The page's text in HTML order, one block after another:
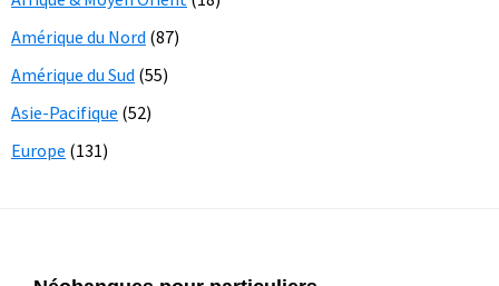
Amérique du Nord (87)
Amérique du Sud (55)
Asie-Pacifique (52)
Europe (131)